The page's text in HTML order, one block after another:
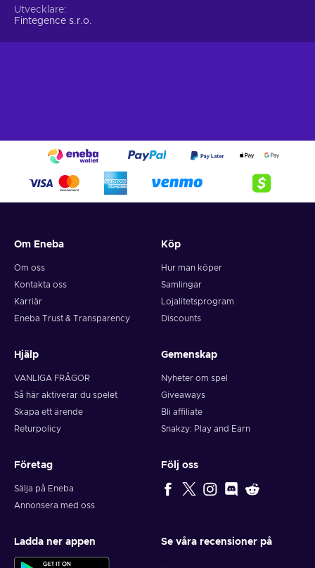
Utvecklare
Fintegence s.r.o.
Om Eneba
Om oss
Kontakta oss
Karriär
Eneba Trust & Transparency
Köp
Hur man köper
Samlingar
Lojalitetsprogram
Discounts
Hjälp
VANLIGA FRÅGOR
Så här aktiverar du spelet
Skapa ett ärende
Returpolicy
Gemenskap
Nyheter om spel
Giveaways
Bli affiliate
Snakzy: Play and Earn
Företag
Sälja på Eneba
Annonsera med oss
Följ oss
Ladda ner appen Se våra recensioner på